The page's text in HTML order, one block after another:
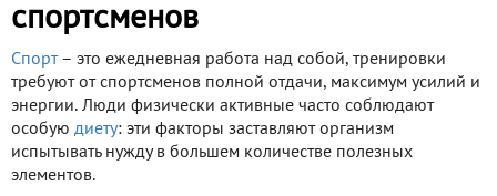
спортсменов
Спорт– это ежедневная работа над собой, тренировки
требуют от спортсменов полной отдачи, максимум усилий и
энергии. Люди физически активные часто соблюдают
особую диету: эти факторы заставляют организм
испытывать нужду в большем количестве полезных
элементов.